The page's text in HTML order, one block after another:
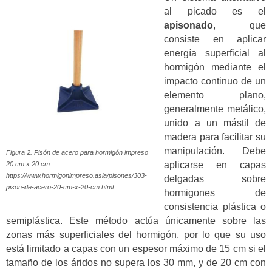
Figura 2. Pisón de acero para hormigón impreso
20 cm x 20 cm.
https://www.hormigonimpreso.asia/pisones/303-
pison-de-acero-20-cm-x-20-cm.html
al picado es el
apisonado, que
consiste en aplicar
energía superficial al
hormigón mediante el
impacto continuo de un
elemento plano,
generalmente metálico,
unido a un mástil de
madera para facilitar su
manipulación. Debe
aplicarse en capas
delgadas sobre
hormigones de
consistencia plástica o
semiplástica. Este método actúa únicamente sobre las
zonas más superficiales del hormigón, por lo que su uso
está limitado a capas con un espesor máximo de 15 cm si el
tamaño de los áridos no supera los 30 mm, y de 20 cm con